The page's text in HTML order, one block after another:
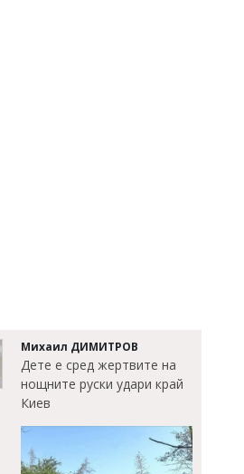
Михаил ДИМИТРОВ
Дете е сред жертвите на
нощните руски удари край
Киев